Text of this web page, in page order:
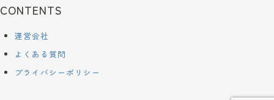
CONTENTS
運営会社
よくある質問
プライバシーポリシー